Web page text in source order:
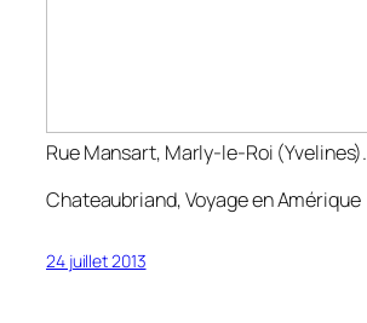
Rue Mansart, Marly-le-Roi (Yvelines).
Chateaubriand,Voyage en Amérique
24 juillet 2013